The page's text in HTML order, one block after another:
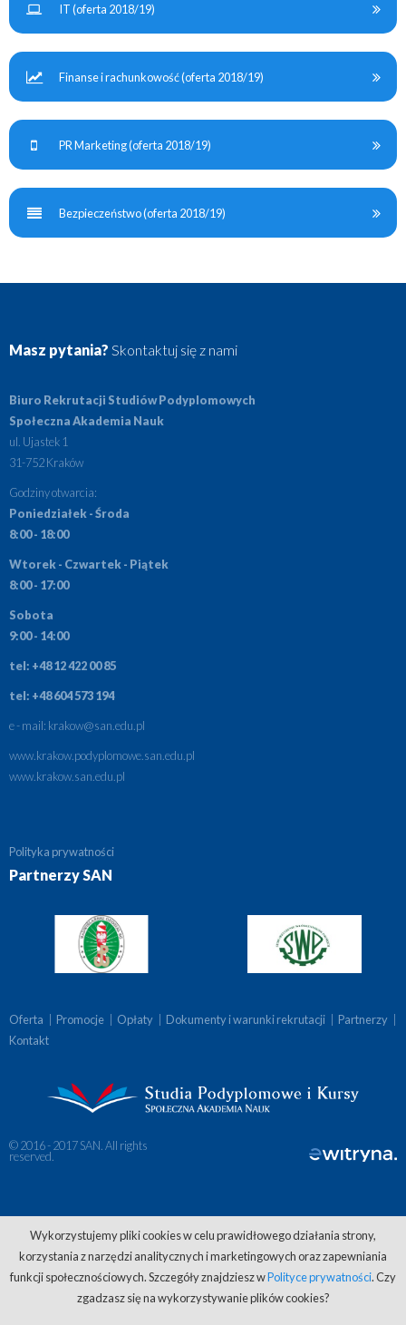
IT (oferta 2018/19)
Finanse i rachunkowość (oferta 2018/19)
PR Marketing (oferta 2018/19)
Bezpieczeństwo (oferta 2018/19)
Masz pytania? Skontaktuj się z nami
Biuro Rekrutacji Studiów Podyplomowych
Społeczna Akademia Nauk
ul. Ujastek 1
31-752 Kraków
Godziny otwarcia:
Poniedziałek - Środa
8:00 - 18:00
Wtorek - Czwartek - Piątek
8:00 - 17:00
Sobota
9:00 - 14:00
tel: +48 12 422 00 85
tel: +48 604 573 194
e - mail: krakow@san.edu.pl
www.krakow.podyplomowe.san.edu.pl
www.krakow.san.edu.pl
Polityka prywatności
Partnerzy SAN
Oferta Promocje Opłaty Dokumenty i warunki rekrutacji Partnerzy
Kontakt
© 2016 - 2017 SAN. All rights
reserved.
Wykorzystujemy pliki cookies w celu prawidłowego działania strony,
korzystania z narzędzi analitycznych i marketingowych oraz zapewniania
funkcji społecznościowych. Szczegóły znajdziesz wPolityce prywatności. Czy
zgadzasz się na wykorzystywanie plików cookies?